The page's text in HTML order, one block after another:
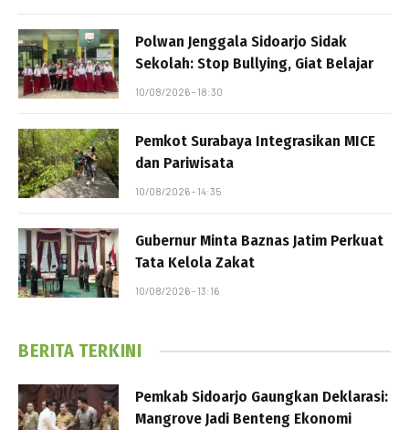
Polwan Jenggala Sidoarjo Sidak
Sekolah: Stop Bullying, Giat Belajar
10/08/2026 - 18:30
Pemkot Surabaya Integrasikan MICE
dan Pariwisata
10/08/2026 - 14:35
Gubernur Minta Baznas Jatim Perkuat
Tata Kelola Zakat
10/08/2026 - 13:16
BERITA TERKINI
Pemkab Sidoarjo Gaungkan Deklarasi:
Mangrove Jadi Benteng Ekonomi